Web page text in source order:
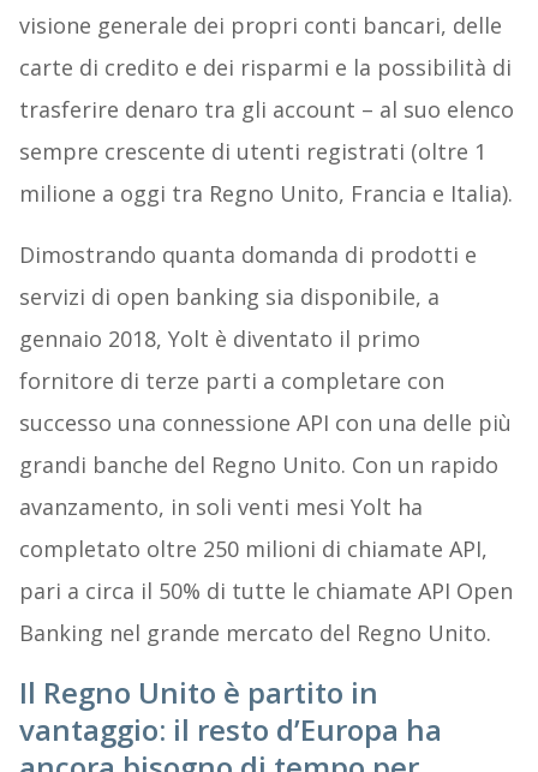
visione generale dei propri conti bancari, delle
carte di credito e dei risparmi e la possibilità di
trasferire denaro tra gli account – al suo elenco
sempre crescente di utenti registrati (oltre 1
milione a oggi tra Regno Unito, Francia e Italia).
Dimostrando quanta domanda di prodotti e
servizi di open banking sia disponibile, a
gennaio 2018, Yolt è diventato il primo
fornitore di terze parti a completare con
successo una connessione API con una delle più
grandi banche del Regno Unito. Con un rapido
avanzamento, in soli venti mesi Yolt ha
completato oltre 250 milioni di chiamate API,
pari a circa il 50% di tutte le chiamate API Open
Banking nel grande mercato del Regno Unito.
Il Regno Unito è partito in
vantaggio: il resto d’Europa ha